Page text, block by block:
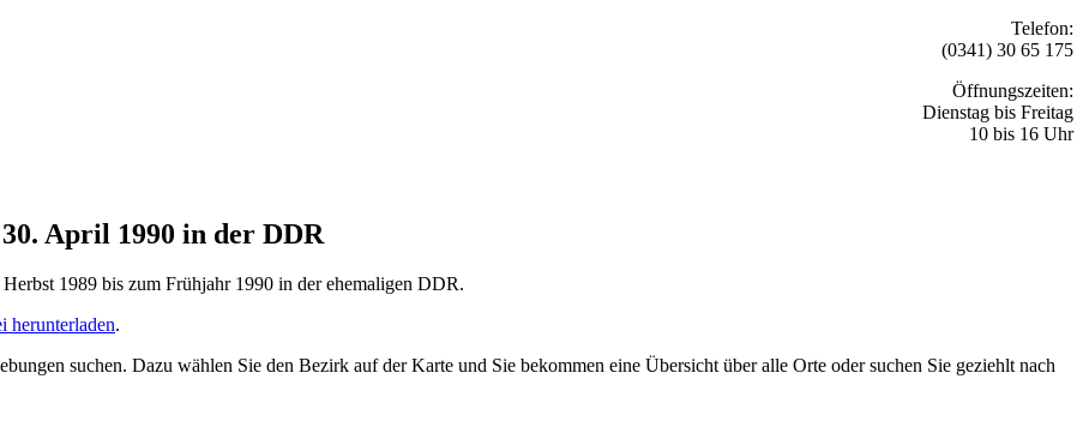
Telefon:
(0341) 30 65 175
Öffnungszeiten:
Dienstag bis Freitag
10 bis 16 Uhr
April 1990 in der DDR
1989 bis zum Frühjahr 1990 in der ehemaligen DDR.
herunterladen.
suchen. Dazu wählen Sie den Bezirk auf der Karte und Sie bekommen eine Übersicht über alle Orte oder suchen Sie geziehlt nach